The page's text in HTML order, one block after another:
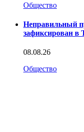
Общество
Неправильный
зафиксирован в
08.08.26
Общество